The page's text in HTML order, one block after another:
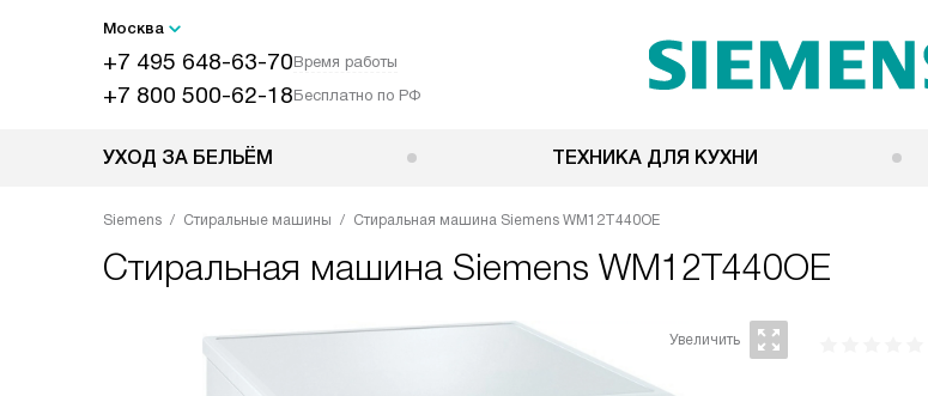
Москва
+7 495 648-63-70Время работы
+7 800 500-62-18Бесплатно по РФ
УХОД ЗА БЕЛЬЁМ ТЕХНИКА ДЛЯ КУХНИ
Siemens Стиральные машины Стиральная машина Siemens WM12T440OE
Стиральная машина Siemens WM12T440OE